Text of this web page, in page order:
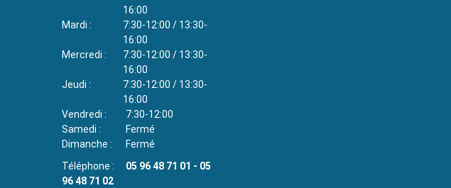
16:00
Mardi
7:30-12:00 / 13:30-
16:00
Mercredi
7:30-12:00 / 13:30-
16:00
Jeudi
7:30-12:00 / 13:30-
16:00
Vendredi
7:30-12:00
Samedi
Fermé
Dimanche
Fermé
Téléphone
05 96 48 71 01 - 05
96 48 71 02